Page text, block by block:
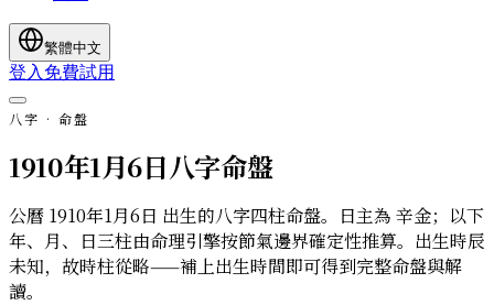
繁體中文
登入 免費試用
八字 · 命盤
1910年1月6日八字命盤
公曆 1910年1月6日 出生的八字四柱命盤。日主為 辛金；以下
年、月、日三柱由命理引擎按節氣邊界確定性推算。出生時辰
未知，故時柱從略——補上出生時間即可得到完整命盤與解
讀。